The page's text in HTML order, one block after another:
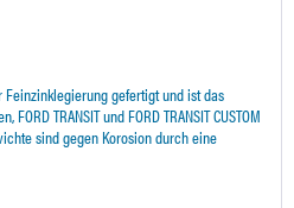
Feinzinklegierung gefertigt und ist das
TRANSIT und FORD TRANSIT CUSTOM
sind gegen Korosion durch eine